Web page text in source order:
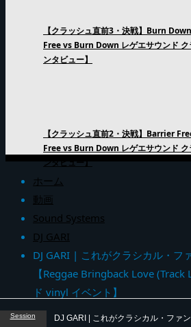
【クラッシュ直前3・決戦】Burn
Free vs Burn Down レゲエサウンド ク
ンタビュー】
【クラッシュ直前2・決戦】Barrier
Free vs Burn Down レゲエサウンド ク
ンタビュー】
ホーム
動画
Sound Systems
DJ GARI
DJ GARI | これがクラシカル・フ
【Reggae Bringback Love
ド vinyl イベント】
Session
DJ GARI | これがクラシカル・ファ